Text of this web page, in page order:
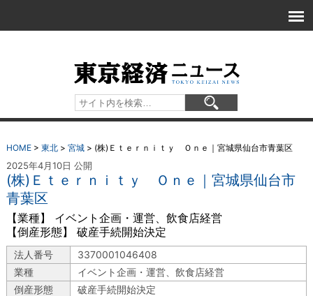
HOME> 東北> 宮城> (株)Ｅｔｅｒｎｉｔｙ Ｏｎｅ｜宮城県仙台市青葉区
2025年4月10日 公開
(株)Ｅｔｅｒｎｉｔｙ Ｏｎｅ｜宮城県仙台市
青葉区
【業種】 イベント企画・運営、飲食店経営
【倒産形態】 破産手続開始決定
法人番号
3370001046408
業種
イベント企画・運営、飲食店経営
倒産形態
破産手続開始決定